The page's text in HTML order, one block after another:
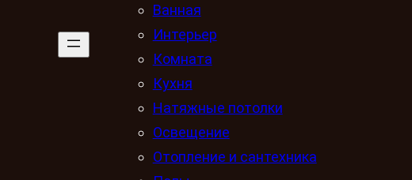
Ванная
Интерьер
Комната
Кухня
Натяжные потолки
Освещение
Отопление и сантехника